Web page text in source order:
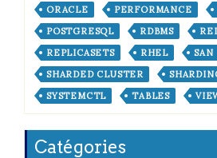
ORACLE
PERFORMANCE
POSTGRESQL
RDBMS
REPLICASETS
RHEL SAN
SHARDED CLUSTER
SYSTEMCTL
TABLES
Catégories